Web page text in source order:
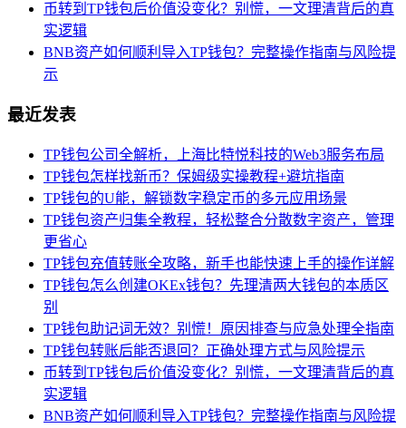
币转到TP钱包后价值没变化？别慌，一文理清背后的真
实逻辑
BNB资产如何顺利导入TP钱包？完整操作指南与风险提
示
最近发表
TP钱包公司全解析，上海比特悦科技的Web3服务布局
TP钱包怎样找新币？保姆级实操教程+避坑指南
TP钱包的U能，解锁数字稳定币的多元应用场景
TP钱包资产归集全教程，轻松整合分散数字资产，管理
更省心
TP钱包充值转账全攻略，新手也能快速上手的操作详解
TP钱包怎么创建OKEx钱包？先理清两大钱包的本质区
别
TP钱包助记词无效？别慌！原因排查与应急处理全指南
TP钱包转账后能否退回？正确处理方式与风险提示
币转到TP钱包后价值没变化？别慌，一文理清背后的真
实逻辑
BNB资产如何顺利导入TP钱包？完整操作指南与风险提